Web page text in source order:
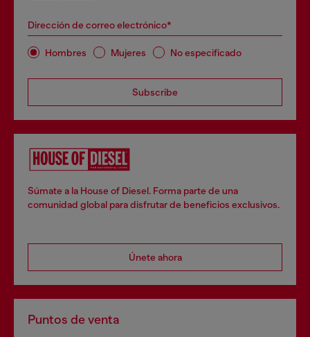
Dirección de correo electrónico*
Hombres Mujeres No especificado
Subscribe
Súmate a la House of Diesel. Forma parte de una
comunidad global para disfrutar de beneficios exclusivos.
Únete ahora
Puntos de venta